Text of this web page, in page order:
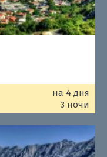
на 4 дня
3 ночи